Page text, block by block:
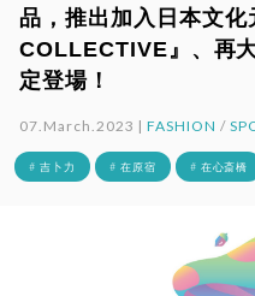
品，推出加入日本文
COLLECTIVE』、再
定登場！
07.March.2023 |FASHION /
# 吉卜力 # 在原宿 # 在心斎橋